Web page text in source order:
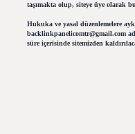
taşımakta olup, siteye üye olarak
Hukuka ve yasal düzenlemelere
backlinkpanelicomtr@gmail.com
süre içerisinde sitemizden